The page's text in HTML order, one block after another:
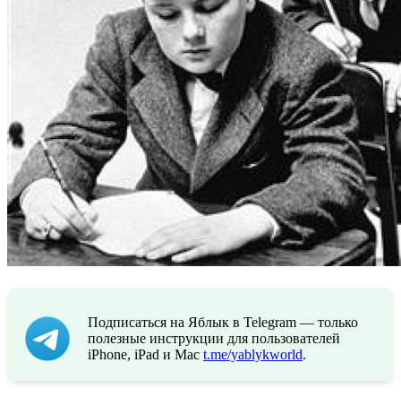
Подписаться на Яблык в Telegram — только
полезные инструкции для пользователей
iPhone, iPad и Mac t.me/yablykworld.